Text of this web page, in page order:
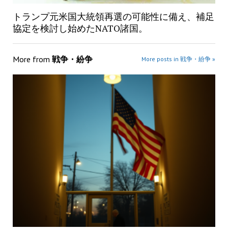
トランプ元米国大統領再選の可能性に備え、補足
協定を検討し始めたNATO諸国。
More from 戦争・紛争 More posts in 戦争・紛争 »